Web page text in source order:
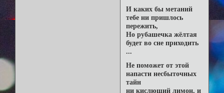
И каких бы метаний
тебе ни пришлось
пережить,
Но рубашечка жёлтая
будет во сне приходить
...
Не поможет от этой
напасти несбыточных
тайн
ни кислющий лимон, и